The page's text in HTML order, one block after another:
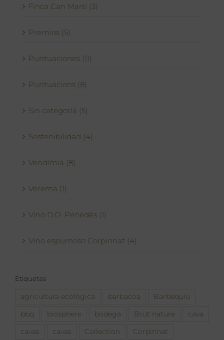
Finca Can Martí (3)
Premios (5)
Puntuaciones (11)
Puntuacions (8)
Sin categoría (5)
Sostenibilidad (4)
Vendímia (8)
Verema (1)
Vino D.O. Penedès (1)
Vino espumoso Corpinnat (4)
Etiquetas
agricultura ecològica barbacoa Barbequiú
bbq biosphere bodega Brut nature cava
cavas cavas Collection Corpinnat